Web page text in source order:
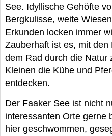
See. Idyllische Gehöfte
Bergkulisse, weite
Erkunden locken immer
Zauberhaft ist es, mit
dem Rad durch die Natur
Kleinen die Kühe und
entdecken.
Der Faaker See ist nicht
interessanten Orte gerne
hier geschwommen,